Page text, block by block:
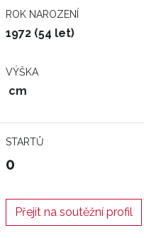
ROK NAROZENÍ
1972 (54 let)
VÝŠKA
cm
STARTŮ
0
Přejít na soutěžní profil